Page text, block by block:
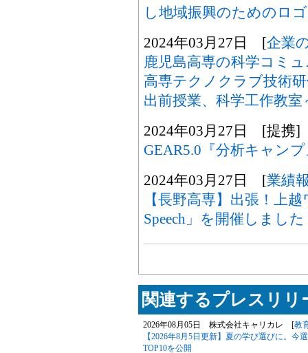
し地域振興のためのロ
2024年03月27日 [企業
鹿児島高専の科学コミ
高専テクノクラブ技術
出前授業、科学工作教室
2024年03月27日 [提携]
GEAR5.0『分析キャン
2024年03月27日 [業績
【長野高専】出張！上
Speech」を開催しました
関連するプレスリリ
2026年08月05日 株式会社キャリカレ [教
【2026年8月5日更新】夏の学び選びに。
TOP10を公開